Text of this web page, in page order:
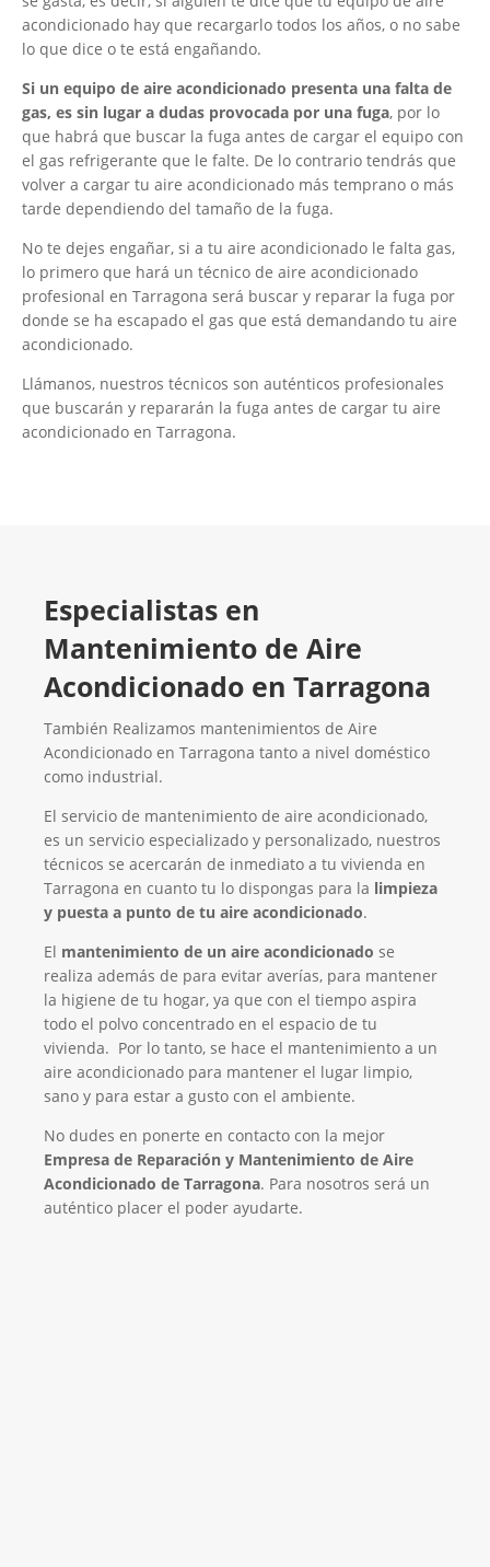
acondicionado hay que recargarlo todos los años, o no sabe
lo que dice o te está engañando.
Si un equipo de aire acondicionado presenta una falta de
gas, es sin lugar a dudas provocada por una fuga, por lo
que habrá que buscar la fuga antes de cargar el equipo con
el gas refrigerante que le falte. De lo contrario tendrás que
volver a cargar tu aire acondicionado más temprano o más
tarde dependiendo del tamaño de la fuga.
No te dejes engañar, si a tu aire acondicionado le falta gas,
lo primero que hará un técnico de aire acondicionado
profesional en Tarragona será buscar y reparar la fuga por
donde se ha escapado el gas que está demandando tu aire
acondicionado.
Llámanos, nuestros técnicos son auténticos profesionales
que buscarán y repararán la fuga antes de cargar tu aire
acondicionado en Tarragona.
Especialistas en
Mantenimiento de Aire
Acondicionado en Tarragona
También Realizamos mantenimientos de Aire
Acondicionado en Tarragona tanto a nivel doméstico
como industrial.
El servicio de mantenimiento de aire acondicionado,
es un servicio especializado y personalizado, nuestros
técnicos se acercarán de inmediato a tu vivienda en
Tarragona en cuanto tu lo dispongas para la limpieza
y puesta a punto de tu aire acondicionado.
El mantenimiento de un aire acondicionado se
realiza además de para evitar averías, para mantener
la higiene de tu hogar, ya que con el tiempo aspira
todo el polvo concentrado en el espacio de tu
vivienda. Por lo tanto, se hace el mantenimiento a un
aire acondicionado para mantener el lugar limpio,
sano y para estar a gusto con el ambiente.
No dudes en ponerte en contacto con la mejor
Empresa de Reparación y Mantenimiento de Aire
Acondicionado de Tarragona. Para nosotros será un
auténtico placer el poder ayudarte.